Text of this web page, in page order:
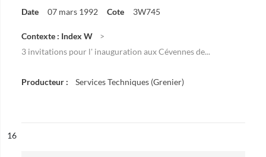
Date 07 mars 1992 Cote 3W745
Contexte : Index W
3 invitations pour l' inauguration aux Cévennes de...
Producteur : Services Techniques (Grenier)
n°
16